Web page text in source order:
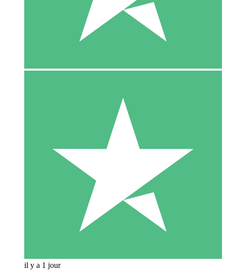
il y a 1 jour